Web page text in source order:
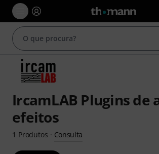
IrcamLAB Plugins de
efeitos
1 Produtos · Consulta